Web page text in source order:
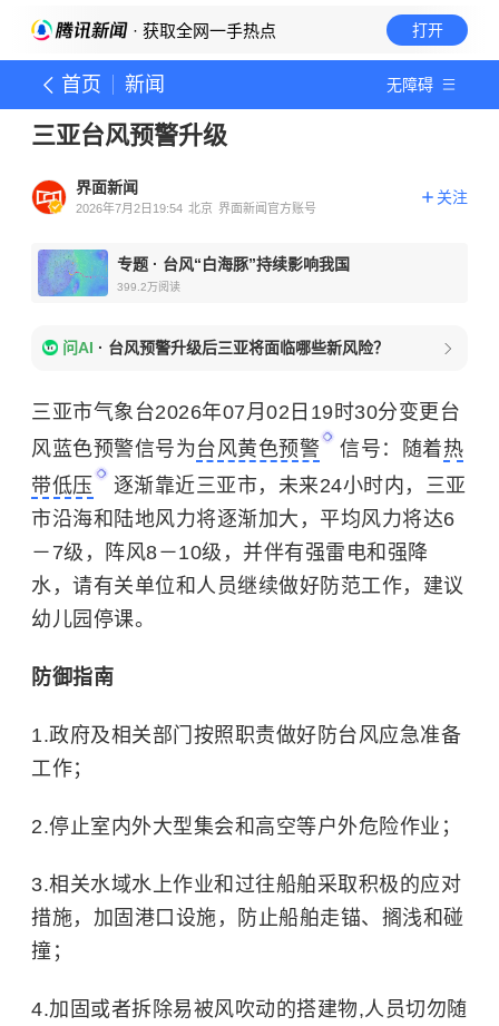
· 获取全网一手热点 打开
首页 新闻 无障碍
三亚台风预警升级
界面新闻
2026年7月2日19:54 北京 界面新闻官方账号
关注
专题 · 台风“白海豚”持续影响我国
399.2万阅读
问AI · 台风预警升级后三亚将面临哪些新风险？
三亚市气象台2026年07月02日19时30分变更台
风蓝色预警信号为台风黄色预警 信号：随着热
带低压
逐渐靠近三亚市，未来24小时内，三亚
市沿海和陆地风力将逐渐加大，平均风力将达6
－7级，阵风8－10级，并伴有强雷电和强降
水，请有关单位和人员继续做好防范工作，建议
幼儿园停课。
防御指南
1.政府及相关部门按照职责做好防台风应急准备
工作；
2.停止室内外大型集会和高空等户外危险作业；
3.相关水域水上作业和过往船舶采取积极的应对
措施，加固港口设施，防止船舶走锚、搁浅和碰
撞；
4.加固或者拆除易被风吹动的搭建物,人员切勿随